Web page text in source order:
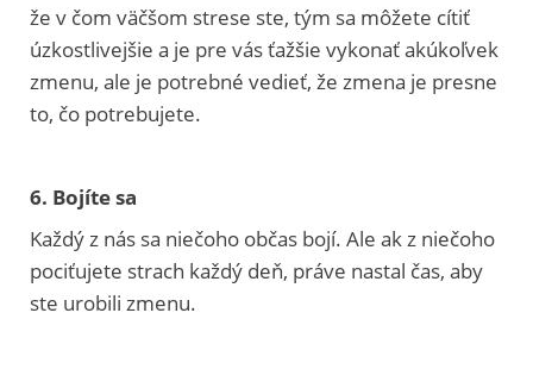
že v čom väčšom strese ste, tým sa môžete cítiť
úzkostlivejšie a je pre vás ťažšie vykonať akúkoľvek
zmenu, ale je potrebné vedieť, že zmena je presne
to, čo potrebujete.
6. Bojíte sa
Každý z nás sa niečoho občas bojí. Ale ak z niečoho
pociťujete strach každý deň, práve nastal čas, aby
ste urobili zmenu.